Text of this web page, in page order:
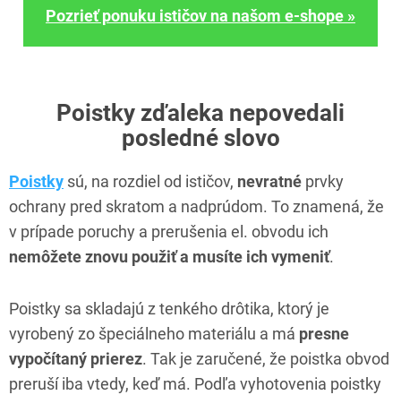
Pozrieť ponuku ističov na našom e-shope »
Poistky zďaleka nepovedali
posledné slovo
Poistky sú, na rozdiel od ističov, nevratné prvky
ochrany pred skratom a nadprúdom. To znamená, že
v prípade poruchy a prerušenia el. obvodu ich
nemôžete znovu použiť a musíte ich vymeniť.
Poistky sa skladajú z tenkého drôtika, ktorý je
vyrobený zo špeciálneho materiálu a má presne
vypočítaný prierez. Tak je zaručené, že poistka obvod
preruší iba vtedy, keď má. Podľa vyhotovenia poistky